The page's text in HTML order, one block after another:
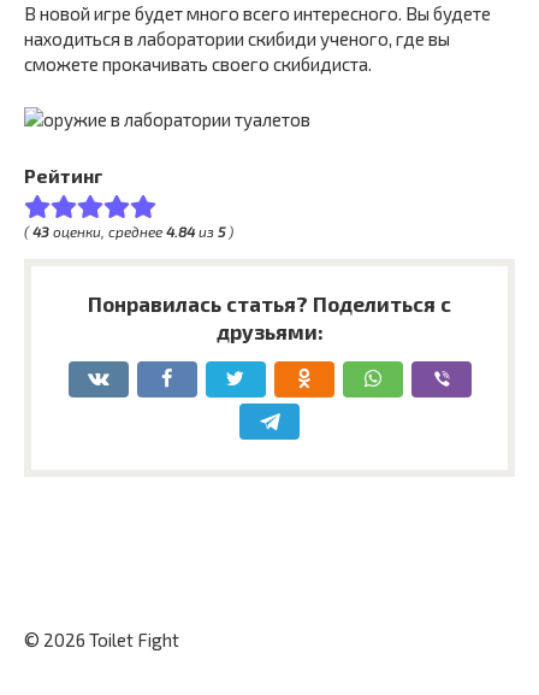
В новой игре будет много всего интересного. Вы будете
находиться в лаборатории скибиди ученого, где вы
сможете прокачивать своего скибидиста.
Рейтинг
(43 оценки, среднее 4.84из 5)
Понравилась статья? Поделиться с
друзьями:
© 2026 Toilet Fight